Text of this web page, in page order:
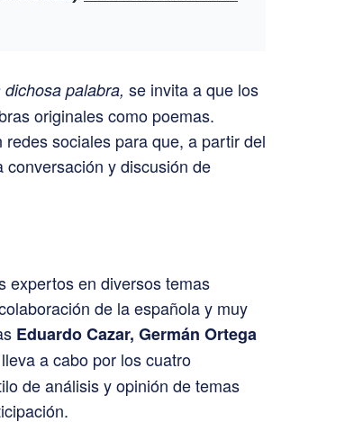
dichosa palabra, se invita a que los
originales como poemas.
sociales para que, a partir del
y discusión de
expertos en diversos temas
de la española y muy
Eduardo Cazar, Germán Ortega
a cabo por los cuatro
de análisis y opinión de temas